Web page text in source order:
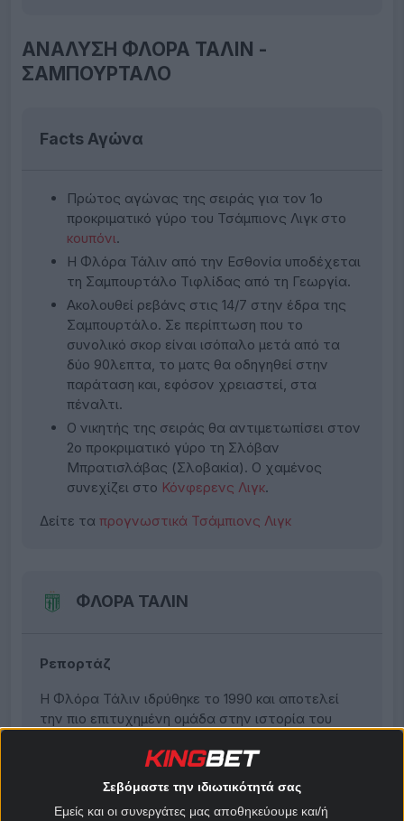
Σεβόμαστε την ιδιωτικότητά σας
Εμείς και οι συνεργάτες μας αποθηκεύουμε και/ή
ΑΝΑΛΥΣΗ ΦΛΟΡΑ ΤΑΛΙΝ -
ΣΑΜΠΟΥΡΤΑΛΟ
Facts Αγώνα
Πρώτος αγώνας της σειράς για τον 1ο
προκριματικό γύρο του Τσάμπιονς Λιγκ στο
κουπόνι.
Η Φλόρα Τάλιν από την Εσθονία υποδέχεται
τη Σαμπουρτάλο Τιφλίδας από τη Γεωργία.
Ακολουθεί ρεβάνς στις 14/7 στην έδρα της
Σαμπουρτάλο. Σε περίπτωση που το
συνολικό σκορ είναι ισόπαλο μετά από τα
δύο 90λεπτα, το ματς θα οδηγηθεί στην
παράταση και, εφόσον χρειαστεί, στα
πέναλτι.
Ο νικητής της σειράς θα αντιμετωπίσει στον
2ο προκριματικό γύρο τη Σλόβαν
Μπρατισλάβας (Σλοβακία). Ο χαμένος
συνεχίζει στο Κόνφερενς Λιγκ.
Δείτε τα προγνωστικά Τσάμπιονς Λιγκ
ΦΛΟΡΑ ΤΑΛΙΝ
Ρεπορτάζ
Η Φλόρα Τάλιν ιδρύθηκε το 1990 και αποτελεί
την πιο επιτυχημένη ομάδα στην ιστορία του
εγχώριους τίτλους. Την τροπαιοθήκη της
κοσμούν τα 16 πρωταθλήματα, τα 9 Κύπελλα και
τα 12 Σούπερ Καπ Εσθονίας.